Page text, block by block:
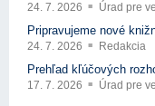
24. 7. 2026 Úrad pre
Pripravujeme nové
24. 7. 2026 Redakcia
Prehľad kľúčových
17. 7. 2026 Úrad pre